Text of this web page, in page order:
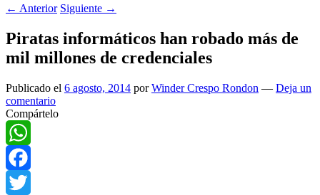
← Anterior Siguiente →
Piratas informáticos han robado más de
mil millones de credenciales
Publicado el 6 agosto, 2014 porWinder Crespo Rondon — Deja un
comentario
Compártelo
WhatsApp
Facebook